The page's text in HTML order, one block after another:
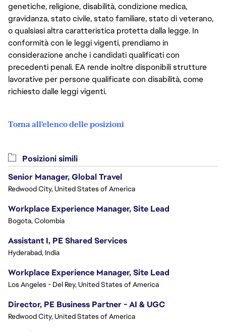
genetiche, religione, disabilità, condizione medica,
gravidanza, stato civile, stato familiare, stato di veterano,
o qualsiasi altra caratteristica protetta dalla legge. In
conformità con le leggi vigenti, prendiamo in
considerazione anche i candidati qualificati con
precedenti penali. EA rende inoltre disponibili strutture
lavorative per persone qualificate con disabilità, come
richiesto dalle leggi vigenti.
Torna all'elenco delle posizioni
Posizioni simili
Senior Manager, Global Travel
Redwood City, United States of America
Workplace Experience Manager, Site Lead
Bogota, Colombia
Assistant I, PE Shared Services
Hyderabad, India
Workplace Experience Manager, Site Lead
Los Angeles - Del Rey, United States of America
Director, PE Business Partner - AI & UGC
Redwood City, United States of America